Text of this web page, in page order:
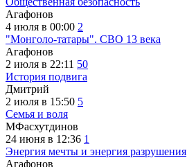
Агафонов
4 июля в 00:00 2
"Монголо-татары". СВО 13 века
Агафонов
2 июля в 22:11 50
История подвига
Дмитрий
2 июля в 15:50 5
Семья и воля
МФасхутдинов
24 июня в 12:36 1
Энергия мечты и энергия разрушения
Агафонов